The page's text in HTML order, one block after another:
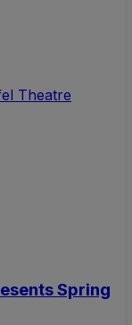
Theatre
Spring